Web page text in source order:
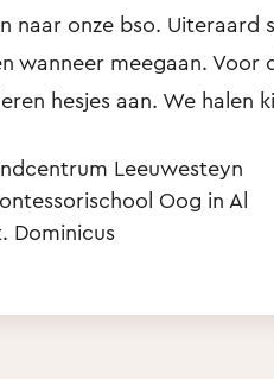
naar onze bso. Uiteraard
wanneer meegaan. Voor
hesjes aan. We halen
Leeuwesteyn
Oog in Al
Dominicus